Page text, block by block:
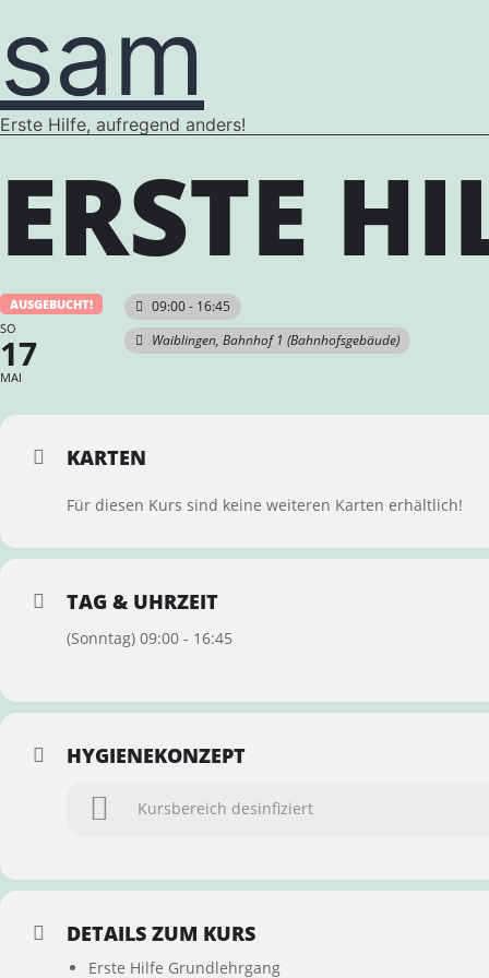
sam
Erste Hilfe, aufregend anders!
ERSTE
AUSGEBUCHT!
SO
17
MAI
09:00 - 16:45
Waiblingen, Bahnhof 1 (Bahnhofsgebäude)
KARTEN
Für diesen Kurs sind keine weiteren Karten erhältlich!
TAG & UHRZEIT
(Sonntag) 09:00 - 16:45
HYGIENEKONZEPT
Kursbereich desinfiziert
DETAILS ZUM KURS
Erste Hilfe Grundlehrgang